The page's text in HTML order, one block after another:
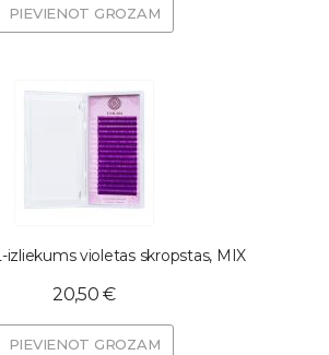
PIEVIENOT GROZAM
izliekums violetas skropstas, MIX
20,50 €
PIEVIENOT GROZAM